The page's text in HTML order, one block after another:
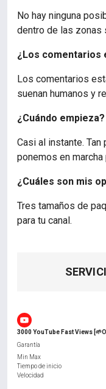
No hay ninguna
dentro de las zonas
¿Los comentarios
Los comentarios
suenan humanos y
¿Cuándo empieza?
Casi al instante.
ponemos en marcha
¿Cuáles son mis
Tres tamaños de
para tu canal.
3000 YouTube Fast Views
Garantía
Min Max
Tiempo de inicio
Velocidad